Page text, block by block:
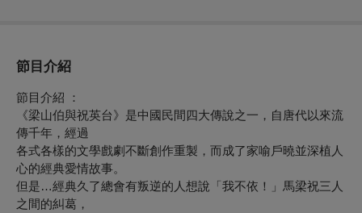
節目介紹
節目介紹 ：
《梁山伯與祝英台》是中國民間四大傳說之一，自唐代以來流
傳千年，經過
各式各樣的文學戲劇不斷創作重製，而成了家喻戶曉並深植人
心的經典愛情故事。
但是…經典久了總會有叛逆的人想說「我不依！」馬梁祝三人
之間的糾葛，